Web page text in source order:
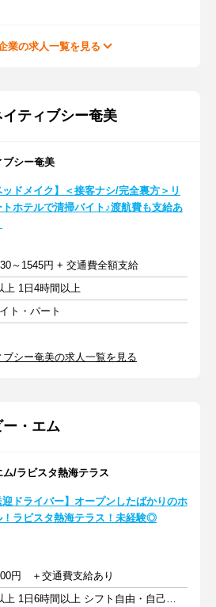
業の求人一覧を見る
ティブシー奄美
シー奄美
ッドメイク】＜接客ナシ/完全裏方＞リ
トホテルで清掃バイト♪渡航費も支給あ
～1545円 + 交通費全額支給
上 1日4時間以上
ト・パート
シー奄美の求人一覧を見る
・エム
/ラビスタ熱海テラス
迎ドライバー】オープンしたばかりのホ
！ラビスタ熱海テラス！未経験◎
円 ＋交通費支給あり
週5日以上 1日6時間以上 シフト自由・自己申告